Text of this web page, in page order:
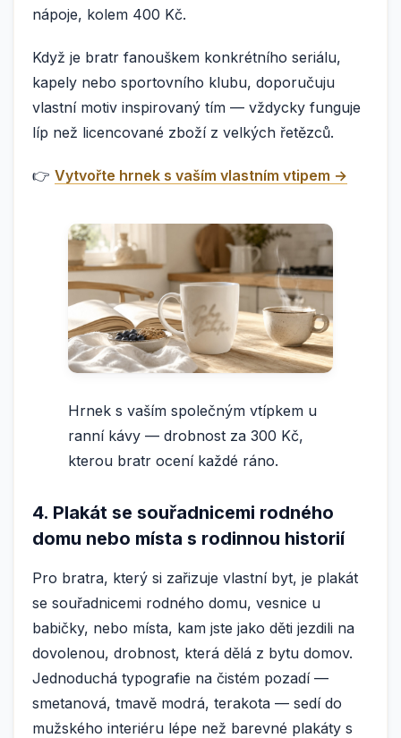
nápoje, kolem 400 Kč.
Když je bratr fanouškem konkrétního seriálu,
kapely nebo sportovního klubu, doporučuju
vlastní motiv inspirovaný tím — vždycky funguje
líp než licencované zboží z velkých řetězců.
👉 Vytvořte hrnek s vaším vlastním vtipem →
Hrnek s vaším společným vtípkem u
ranní kávy — drobnost za 300 Kč,
kterou bratr ocení každé ráno.
4. Plakát se souřadnicemi rodného
domu nebo místa s rodinnou historií
Pro bratra, který si zařizuje vlastní byt, je plakát
se souřadnicemi rodného domu, vesnice u
babičky, nebo místa, kam jste jako děti jezdili na
dovolenou, drobnost, která dělá z bytu domov.
Jednoduchá typografie na čistém pozadí —
smetanová, tmavě modrá, terakota — sedí do
mužského interiéru lépe než barevné plakáty s